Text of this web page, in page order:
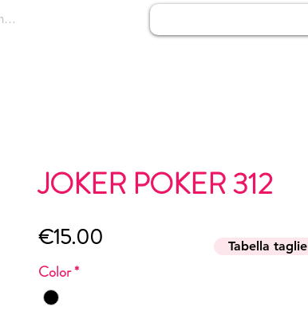
JOKER POKER 312
€15.00
Color*
Tabella taglie